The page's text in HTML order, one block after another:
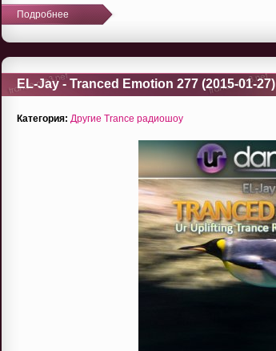
Подробнее
EL-Jay - Tranced Emotion 277 (2015-01-27)
Категория: Другие Trance радиошоу